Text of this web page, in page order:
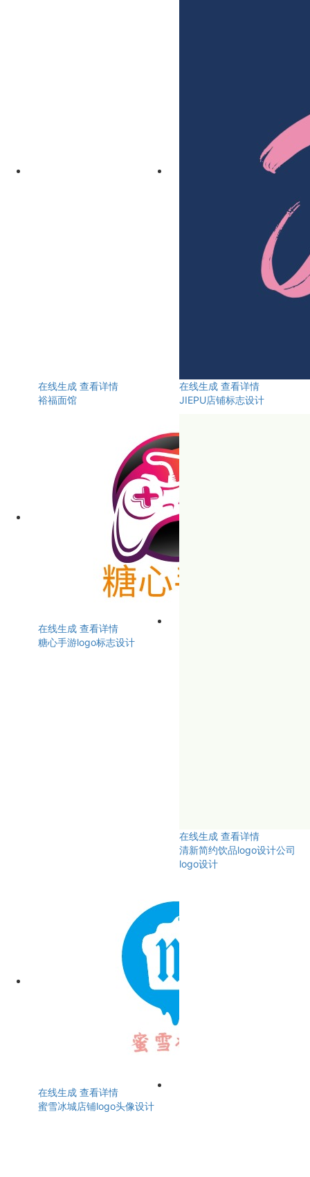
在线生成 查看详情
裕福面馆
在线生成 查看详情
JIEPU店铺标志设计
在线生成 查看详情
糖心手游logo标志设计
在线生成 查看详情
清新简约饮品logo设计公司
logo设计
在线生成 查看详情
蜜雪冰城店铺logo头像设计